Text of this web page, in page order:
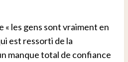
« les gens sont vraiment en
est ressorti de la
manque total de confiance